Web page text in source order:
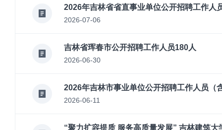
2026年吉林省省直事业单位公开招聘工作人
2026-07-06
吉林省珲春市公开招聘工作人员180人
2026-06-30
2026年吉林市事业单位公开招聘工作人员（
2026-06-11
“聚力扩容提质 服务高质量发展” 吉林建筑